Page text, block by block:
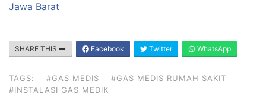
Jawa Barat
SHARE THIS Facebook Twitter WhatsApp
TAGS: #GAS MEDIS
#GAS MEDIS RUMAH SAKIT
#INSTALASI GAS MEDIK